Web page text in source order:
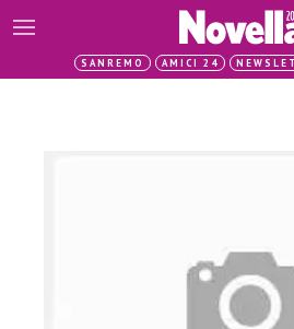
SANREMO AMICI 24